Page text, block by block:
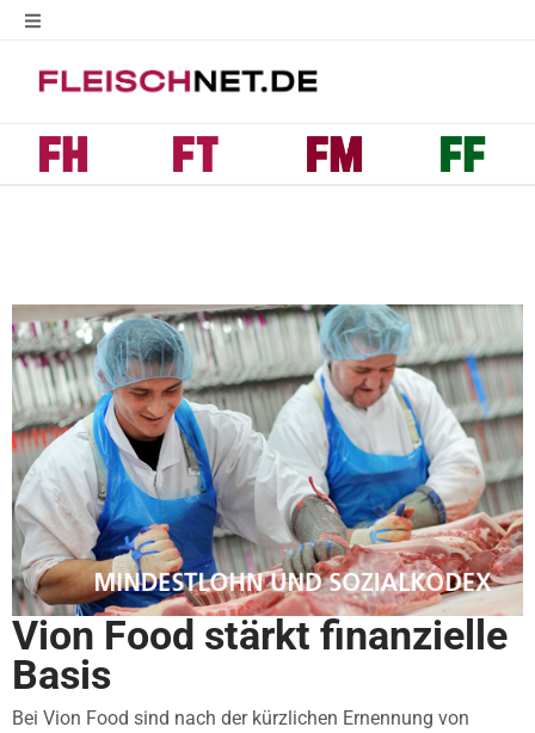
Vion Food stärkt finanzielle
Basis
Bei Vion Food sind nach der kürzlichen Ernennung von